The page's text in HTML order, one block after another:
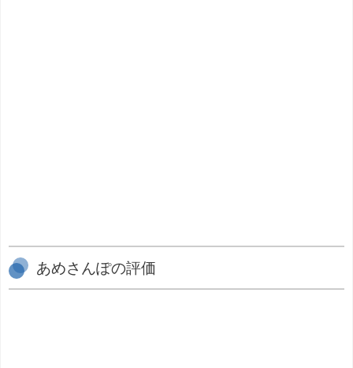
あめさんぽの評価